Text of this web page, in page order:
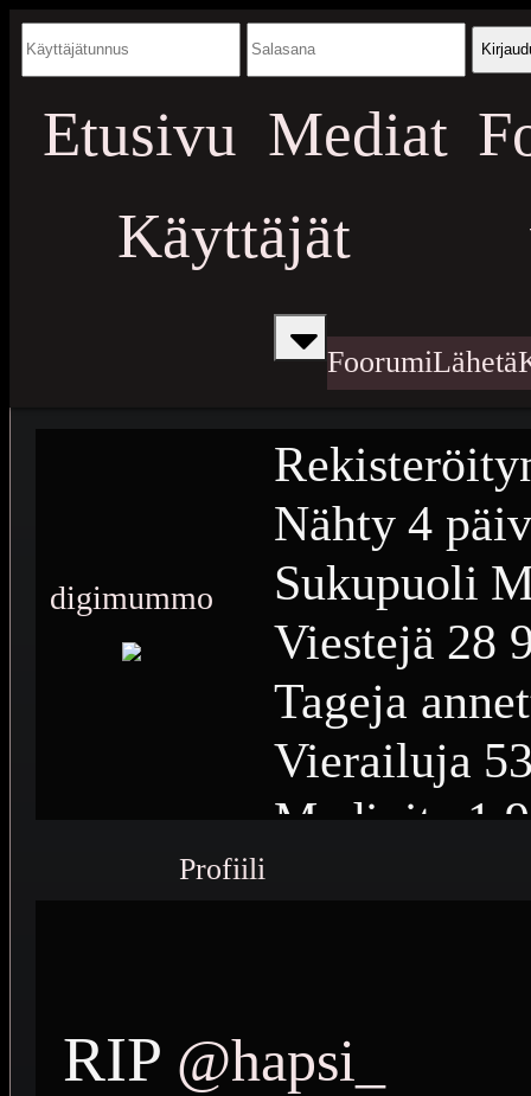
Etusivu Mediat
Käyttäjät
FoorumiLähetä
digimummo
Nähty 4
Sukupuoli
Viestejä 28
Tageja
Vierailuja
Medioita
1
Profiili
RIP @hapsi_